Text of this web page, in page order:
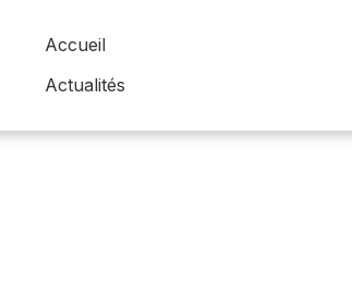
Accueil
Actualités